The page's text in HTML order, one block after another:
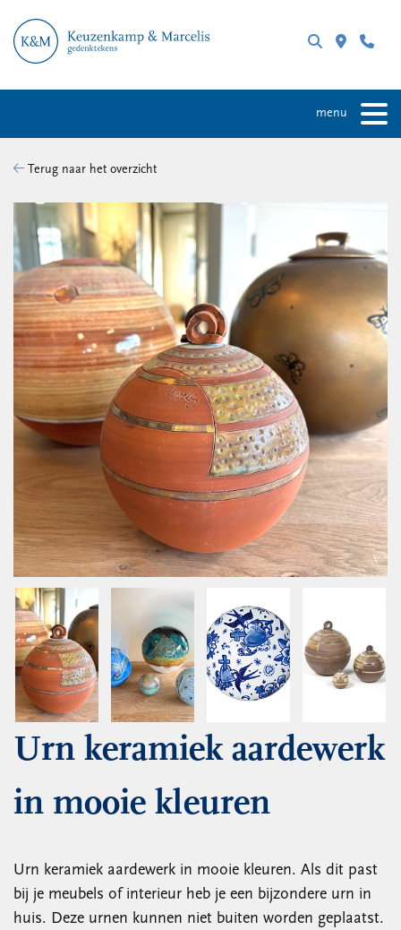
menu
Terug naar het overzicht
Urn keramiek aardewerk
in mooie kleuren
Urn keramiek aardewerk in mooie kleuren. Als dit past
bij je meubels of interieur heb je een bijzondere urn in
huis. Deze urnen kunnen niet buiten worden geplaatst.